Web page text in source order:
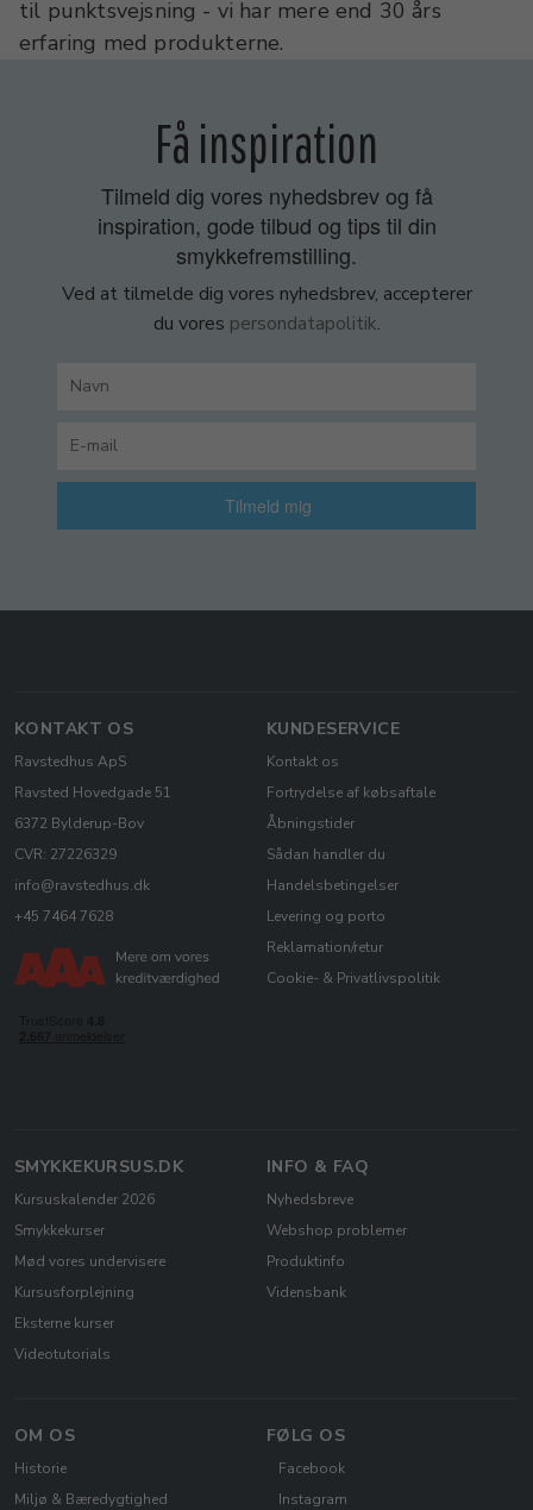
til punktsvejsning - vi har mere end 30 års
erfaring med produkterne.
Få inspiration
Tilmeld dig vores nyhedsbrev og få
inspiration, gode tilbud og tips til din
smykkefremstilling.
Ved at tilmelde dig vores nyhedsbrev, accepterer
du vores persondatapolitik.
Tilmeld mig
KONTAKT OS
Ravstedhus ApS
Ravsted Hovedgade 51
6372 Bylderup-Bov
CVR: 27226329
info@ravstedhus.dk
+45 7464 7628
KUNDESERVICE
Kontakt os
Fortrydelse af købsaftale
Åbningstider
Sådan handler du
Handelsbetingelser
Levering og porto
Reklamation/retur
Cookie- & Privatlivspolitik
SMYKKEKURSUS.DK
Kursuskalender 2026
Smykkekurser
Mød vores undervisere
Kursusforplejning
Eksterne kurser
Videotutorials
INFO & FAQ
Nyhedsbreve
Webshop problemer
Produktinfo
Vidensbank
OM OS
Historie
Miljø & Bæredygtighed
FØLG OS
Facebook
Instagram